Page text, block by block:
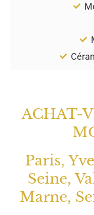
ACHAT-
Paris,
Seine,
Marne,